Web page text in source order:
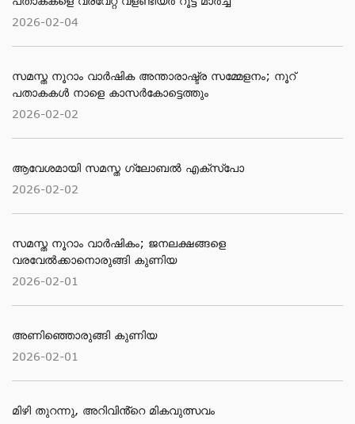
2026-02-04
സമസ്ത നൂറാം വാര്‍ഷിക അന്താരാഷ്ട്ര സമ്മേളനം; നൂറ്
പതാകകള്‍ നാളെ കാസര്‍കോട്ടെത്തും
2026-02-02
ആവേശമായി സമസ്ത ഗ്ലോബല്‍ എക്‌സ്‌പോ
2026-02-02
സമസ്ത നൂറാം വാര്‍ഷികം; ജനലക്ഷങ്ങളെ
വരവേല്‍ക്കാനൊരുങ്ങി കുണിയ
2026-02-01
അണിഞ്ഞൊരുങ്ങി കുണിയ
2026-02-01
മിഴി തുറന്നു, അറിവിൻ്റെ മികവുത്സവം